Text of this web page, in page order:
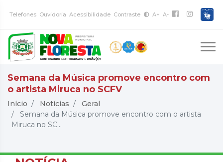
Telefones Ouvidoria Acessibilidade Contraste A+ A-
Semana da Música promove encontro com
o artista Miruca no SCFV
Início Notícias
Geral
Semana da Música promove encontro com o artista
Miruca no SC...